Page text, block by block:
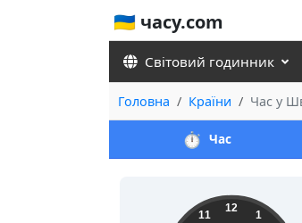
🇺🇦 часу.com
Світовий годинник
Головна Країни Час у
⏱️ Час
12
1
11